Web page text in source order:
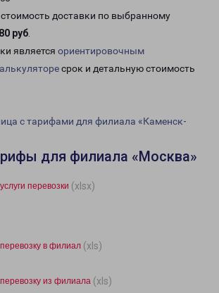
доставки по выбранному
руб.
является ориентировочным
срок и детальную стоимость
с тарифами для филиала «Каменск-
для филиала «Москва»
перевозки (xlsx)
в филиал (xls)
из филиала (xls)